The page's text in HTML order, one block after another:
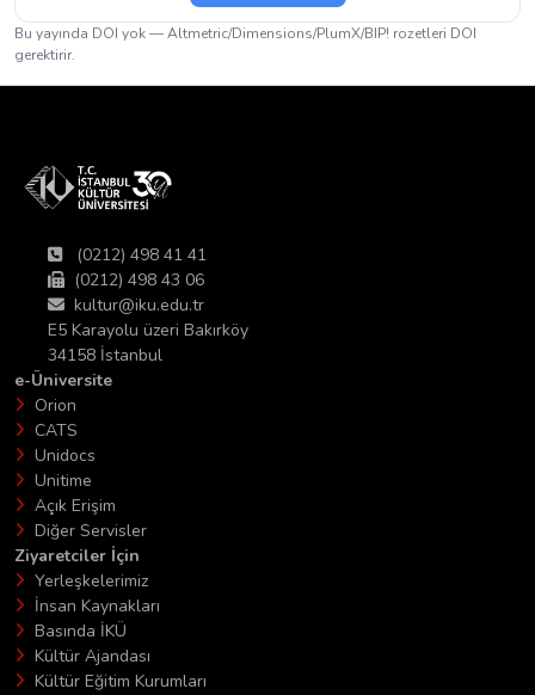
Bu yayında DOI yok — Altmetric/Dimensions/PlumX/BIP! rozetleri DOI
gerektirir.
(0212) 498 41 41
(0212) 498 43 06
kultur@iku.edu.tr
E5 Karayolu üzeri Bakırköy
34158 İstanbul
e-Üniversite
Orion
CATS
Unidocs
Unitime
Açık Erişim
Diğer Servisler
Ziyaretciler İçin
Yerleşkelerimiz
İnsan Kaynakları
Basında İKÜ
Kültür Ajandası
Kültür Eğitim Kurumları